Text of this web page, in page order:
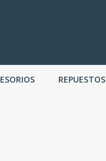
REPUESTOS